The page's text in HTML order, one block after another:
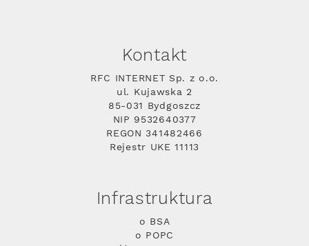
Kontakt
RFC INTERNET Sp. z o.o.
ul. Kujawska 2
85-031 Bydgoszcz
NIP 9532640377
REGON 341482466
Rejestr UKE 11113
Infrastruktura
o BSA
o POPC